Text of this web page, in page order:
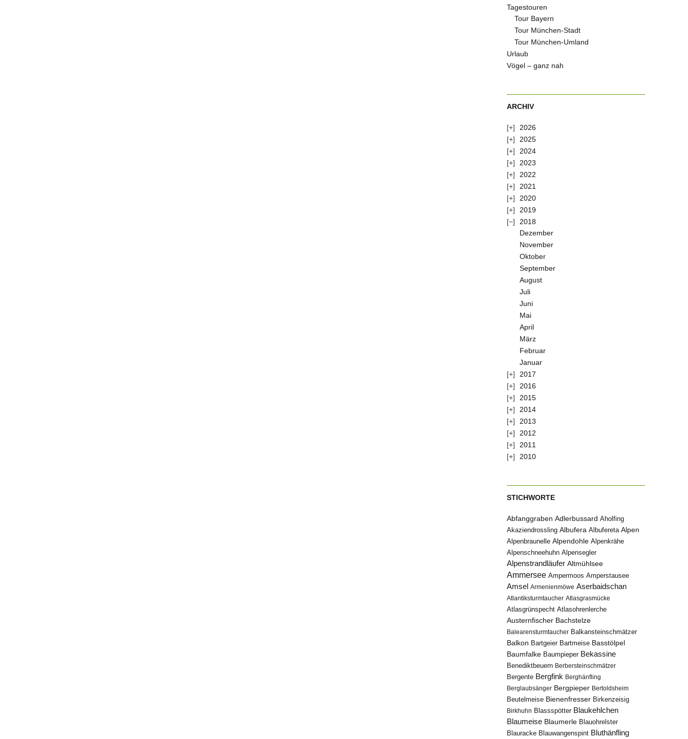
Tagestouren
Tour Bayern
Tour München-Stadt
Tour München-Umland
Urlaub
Vögel – ganz nah
ARCHIV
2026
2025
2024
2023
2022
2021
2020
2019
2018
Dezember
November
Oktober
September
August
Juli
Juni
Mai
April
März
Februar
Januar
2017
2016
2015
2014
2013
2012
2011
2010
STICHWORTE
Abfanggraben Adlerbussard Aholfing
Akaziendrossling Albufera Albufereta Alpen
Alpenbraunelle Alpendohle Alpenkrähe
Alpenschneehuhn Alpensegler
Alpenstrandläufer Altmühlsee
Ammersee Ampermoos Amperstausee
Amsel Armenienmöwe Aserbaidschan
Atlantiksturmtaucher Atlasgrasmücke
Atlasgrünspecht Atlasohrenlerche
Austernfischer Bachstelze
Balearensturmtaucher Balkansteinschmätzer
Balkon Bartgeier Bartmeise Basstölpel
Baumfalke Baumpieper Bekassine
Benediktbeuern Berbersteinschmätzer
Bergente Bergfink Berghänfling
Berglaubsänger Bergpieper Bertoldsheim
Beutelmeise Bienenfresser Birkenzeisig
Birkhuhn Blassspötter Blaukehlchen
Blaumeise Blaumerle Blauohrelster
Blauracke Blauwangenspint Bluthänfling